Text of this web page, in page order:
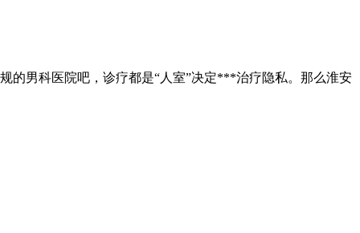
男科医院吧，诊疗都是“人室”决定***治疗隐私。那么淮安